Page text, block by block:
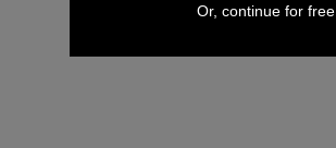
Or, continue for free